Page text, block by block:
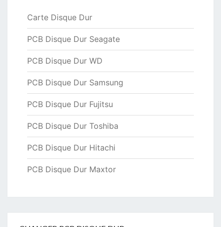
Carte Disque Dur
PCB Disque Dur Seagate
PCB Disque Dur WD
PCB Disque Dur Samsung
PCB Disque Dur Fujitsu
PCB Disque Dur Toshiba
PCB Disque Dur Hitachi
PCB Disque Dur Maxtor